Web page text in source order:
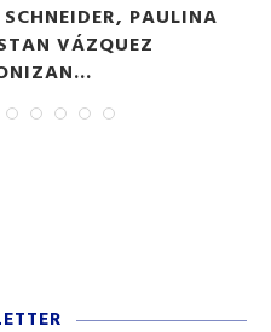
PAULINA
VÁZQUEZ